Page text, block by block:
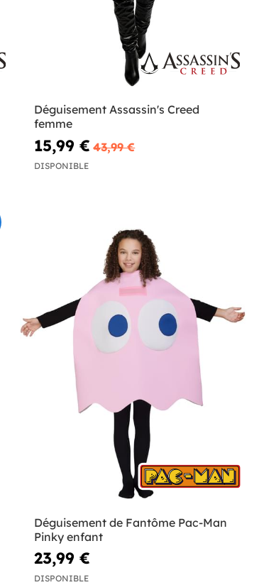
Déguisement Assassin's Creed
femme
15,99 € 43,99 €
DISPONIBLE
Déguisement de Fantôme Pac-Man
Pinky enfant
23,99 €
DISPONIBLE